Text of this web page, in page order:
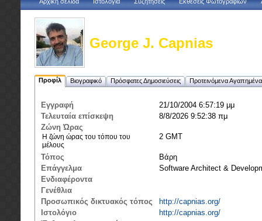
George J. Capnias
Προφίλ Βιογραφικό Πρόσφατες Δημοσιεύσεις Προτεινόμενα Αγαπημένα
Εγγραφή
21/10/2004 6:57:19 μμ
Τελευταία επίσκεψη
8/8/2026 9:52:38 πμ
Ζώνη Ώρας
Η ζώνη ώρας του τόπου του
μέλους
2 GMT
Τόπος
Βάρη
Επάγγελμα
Software Architect &
Ενδιαφέροντα
Γενέθλια
Προσωπικός δικτυακός τόπος
http://capnias.org/
Ιστολόγιο
http://capnias.org/